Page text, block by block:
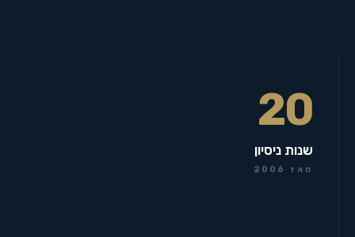
20
שנות ניסיון
מאז 2006